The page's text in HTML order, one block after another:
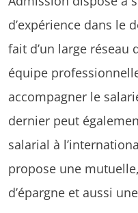
d’expérience dans le
fait d’un large réseau
équipe
accompagner le
dernier peut
salarial à
propose une
d’épargne et aussi